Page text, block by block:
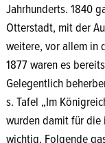
Jahrhunderts. 1840
Otterstadt, mit der
weitere, vor allem in
1877 waren es
Gelegentlich
s. Tafel „Im
wurden damit für
wichtig. Folgende